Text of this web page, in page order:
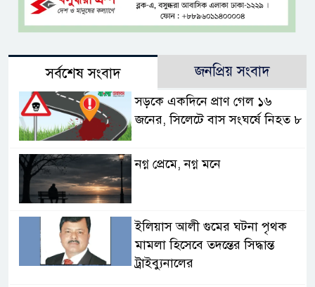
সর্বশেষ সংবাদ জনপ্রিয় সংবাদ
সড়কে একদিনে প্রাণ গেল ১৬
জনের, সিলেটে বাস সংঘর্ষে নিহত ৮
নগ্ন প্রেমে, নগ্ন মনে
ইলিয়াস আলী গুমের ঘটনা পৃথক
মামলা হিসেবে তদন্তের সিদ্ধান্ত
ট্রাইব্যুনালের